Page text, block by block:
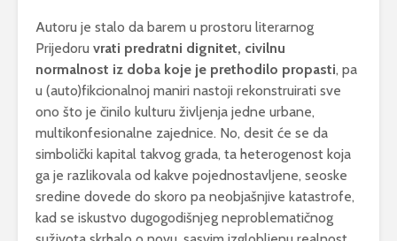
Autoru je stalo da barem u prostoru literarnog
Prijedoru vrati predratni dignitet, civilnu
normalnost iz doba koje je prethodilo propasti, pa
u (auto)fikcionalnoj maniri nastoji rekonstruirati sve
ono što je činilo kulturu življenja jedne urbane,
multikonfesionalne zajednice. No, desit će se da
simbolički kapital takvog grada, ta heterogenost koja
ga je razlikovala od kakve pojednostavljene, seoske
sredine dovede do skoro pa neobjašnjive katastrofe,
kad se iskustvo dugogodišnjeg neproblematičnog